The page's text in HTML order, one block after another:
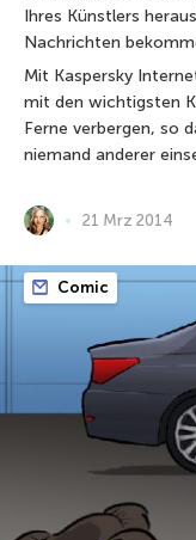
Ihres Künstlers
Nachrichten
Mit Kaspersky
mit den wichtigsten
Ferne verbergen, so
niemand anderer
21 Mrz 2014
Comic